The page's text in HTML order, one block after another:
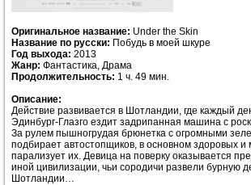
Оригинальное название: Under the Skin
Название по русски: Побудь в моей шкуре
Год выхода: 2013
Жанр: Фантастика, Драма
Продолжительность: 1 ч. 49 мин.
Описание:
Действие развивается в Шотландии, где каждый
Эдинбург-Глазго ездит задрипанная машина с
За рулем пышногрудая брюнетка с огромными
подбирает автостопщиков, в основном здоровых
парализует их. Девица на поверку оказывается
иной цивилизации, чьи сородичи развели бурную
Шотландии…